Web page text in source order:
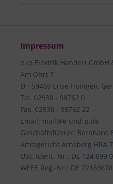
Impressum
e+p Elektrik Handels GmbH
Am Ohrt 7
D - 59469 Ense-Höingen,
Tel. 02938 - 98762 0
Fax. 02938 - 98762 22
Email: mail@e-und-p.de
Geschäftsführer: Bernhard
Amtsgericht Arnsberg HRA
USt.-Ident.-Nr.: DE 124 899
WEEE Reg.-Nr.: DE 72183678